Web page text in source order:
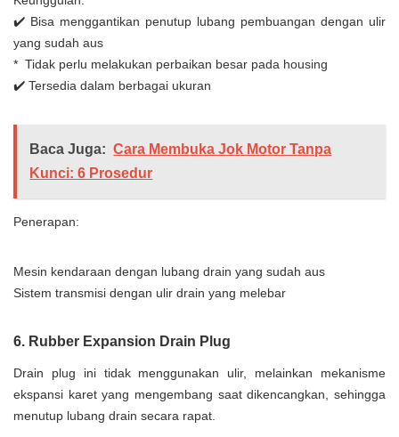
✔️ Bisa menggantikan penutup lubang pembuangan dengan ulir
yang sudah aus
* Tidak perlu melakukan perbaikan besar pada housing
✔️ Tersedia dalam berbagai ukuran
Baca Juga: Cara Membuka Jok Motor Tanpa
Kunci: 6 Prosedur
Penerapan:
Mesin kendaraan dengan lubang drain yang sudah aus
Sistem transmisi dengan ulir drain yang melebar
6. Rubber Expansion Drain Plug
Drain plug ini tidak menggunakan ulir, melainkan mekanisme
ekspansi karet yang mengembang saat dikencangkan, sehingga
menutup lubang drain secara rapat.